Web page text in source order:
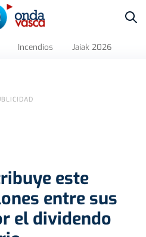
Incendios Jaiak 2026
este
entre sus
el dividendo